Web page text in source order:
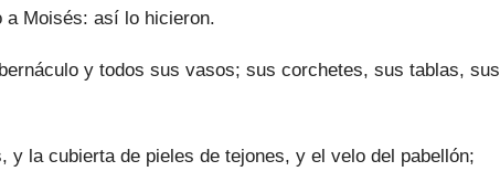
a Moisés: así lo hicieron.
y todos sus vasos; sus corchetes, sus tablas, sus
y la cubierta de pieles de tejones, y el velo del pabellón;